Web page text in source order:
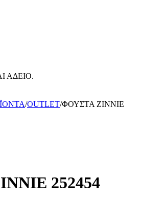
ΑΔΕΙΟ.
/OUTLET/ΦΟΥΣΤΑ ZINNIE
252454